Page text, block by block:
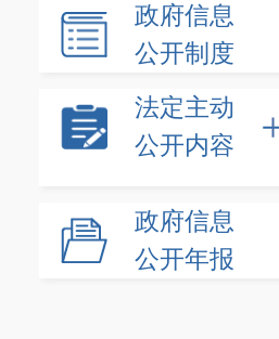
政府信息
公开制度
法定主动
公开内容
政府信息
公开年报